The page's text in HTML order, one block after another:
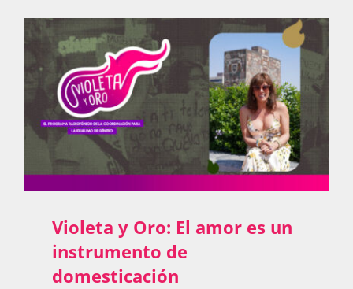
Violeta y Oro: El amor es un
instrumento de
domesticación